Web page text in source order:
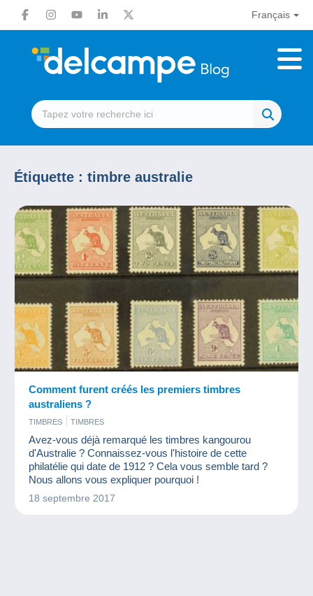
Français
Étiquette : timbre australie
Comment furent créés les premiers timbres
australiens ?
TIMBRES TIMBRES
Avez-vous déjà remarqué les timbres kangourou
d'Australie ? Connaissez-vous l'histoire de cette
philatélie qui date de 1912 ? Cela vous semble tard ?
Nous allons vous expliquer pourquoi !
18 septembre 2017